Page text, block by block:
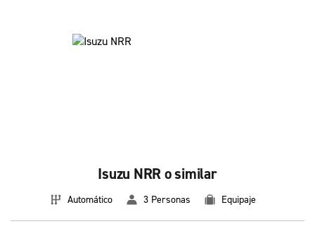
Isuzu NRR o similar
Automático 3 Personas Equipaje